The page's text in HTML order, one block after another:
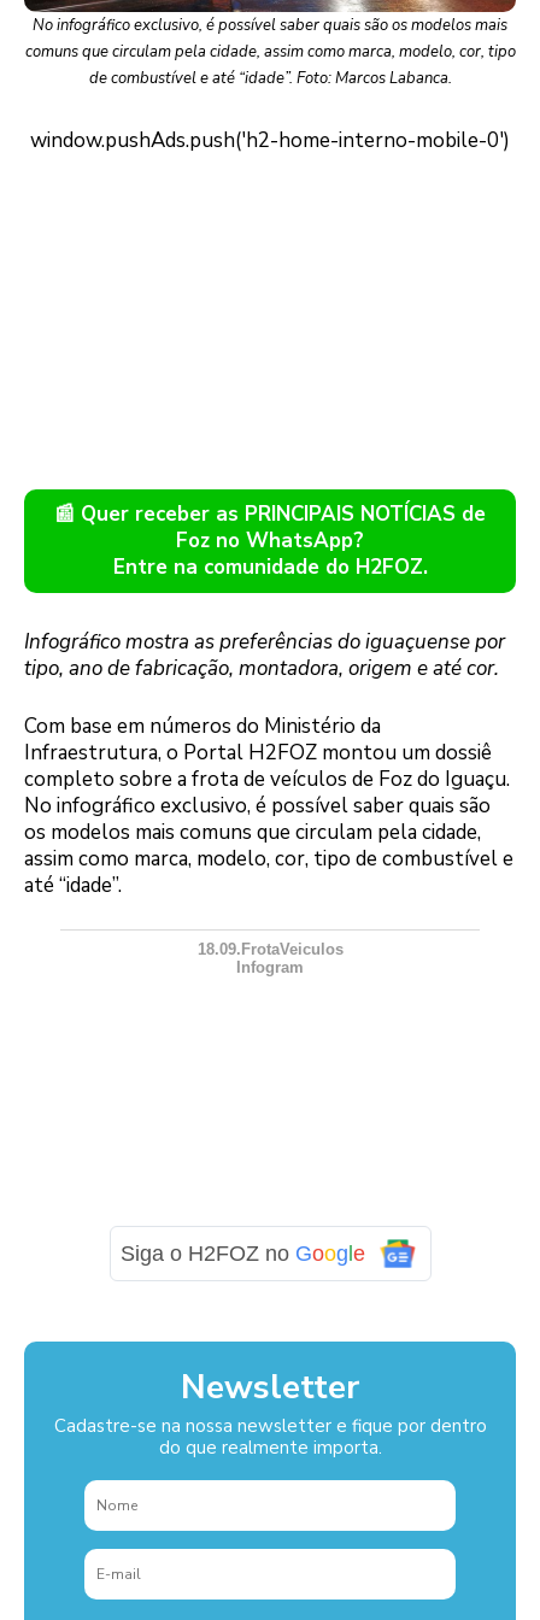
No infográfico exclusivo, é possível saber quais são os modelos mais
comuns que circulam pela cidade, assim como marca, modelo, cor, tipo
de combustível e até “idade”. Foto: Marcos Labanca.
📰 Quer receber as PRINCIPAIS NOTÍCIAS de
Foz no WhatsApp?
Entre na comunidade do H2FOZ.
Infográfico mostra as preferências do iguaçuense por
tipo, ano de fabricação, montadora, origem e até cor.
Com base em números do Ministério da
Infraestrutura, o Portal H2FOZ montou um dossiê
completo sobre a frota de veículos de Foz do Iguaçu.
No infográfico exclusivo, é possível saber quais são
os modelos mais comuns que circulam pela cidade,
assim como marca, modelo, cor, tipo de combustível e
até “idade”.
18.09.FrotaVeiculos
Infogram
Siga o H2FOZ no Google
Newsletter
Cadastre-se na nossa newsletter e fique por dentro
do que realmente importa.